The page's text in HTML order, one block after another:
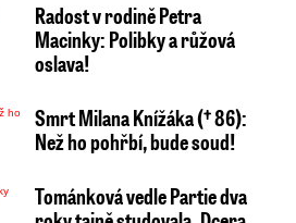
Radost v rodině Petra
Macinky: Polibky a růžová
oslava!
Smrt Milana Knížáka († 86):
Než ho pohřbí, bude soud!
Tománková vedle Partie dva